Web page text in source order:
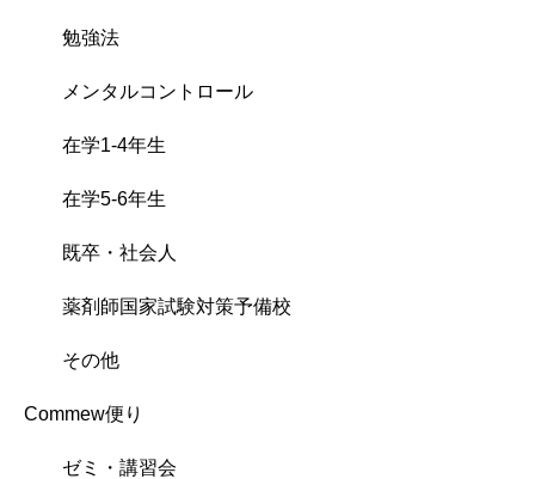
勉強法
メンタルコントロール
在学1-4年生
在学5-6年生
既卒・社会人
薬剤師国家試験対策予備校
その他
Commew便り
ゼミ・講習会